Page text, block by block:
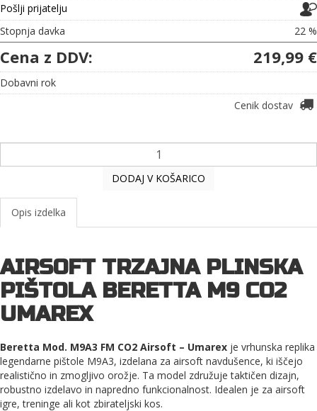
Pošlji prijatelju
Stopnja davka
22 %
Cena z DDV: 219,99 €
Dobavni rok
Cenik dostav
DODAJ V KOŠARICO
Opis izdelka
AIRSOFT TRZAJNA PLINSKA
PIŠTOLA BERETTA M9 CO2
UMAREX
Beretta Mod. M9A3 FM CO2 Airsoft – Umarex je vrhunska replika
legendarne pištole M9A3, izdelana za airsoft navdušence, ki iščejo
realistično in zmogljivo orožje. Ta model združuje taktičen dizajn,
robustno izdelavo in napredno funkcionalnost. Idealen je za airsoft
igre, treninge ali kot zbirateljski kos.